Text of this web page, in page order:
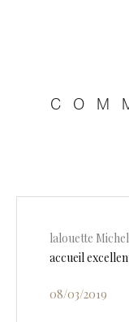
lalouette
accueil
08/03/2019